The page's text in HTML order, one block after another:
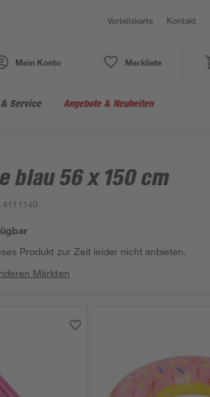
Vorteilskarte Kontakt
Mein Konto Merkliste
& Service Angebote & Neuheiten
56 x 150 cm
:4111140
Produkt zur Zeit leider nicht anbieten.
Märkten